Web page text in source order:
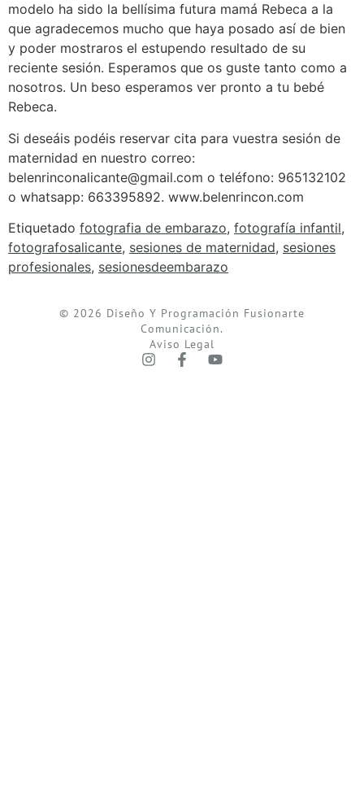
modelo ha sido la bellísima futura mamá Rebeca a la
que agradecemos mucho que haya posado así de bien
y poder mostraros el estupendo resultado de su
reciente sesión. Esperamos que os guste tanto como a
nosotros. Un beso esperamos ver pronto a tu bebé
Rebeca.
Si deseáis podéis reservar cita para vuestra sesión de
maternidad en nuestro correo:
belenrinconalicante@gmail.com o teléfono: 965132102
o whatsapp: 663395892. www.belenrincon.com
Etiquetado fotografia de embarazo, fotografía infantil,
fotografosalicante, sesiones de maternidad, sesiones
profesionales, sesionesdeembarazo
© 2026 Diseño Y Programación Fusionarte
Comunicación.
Aviso Legal